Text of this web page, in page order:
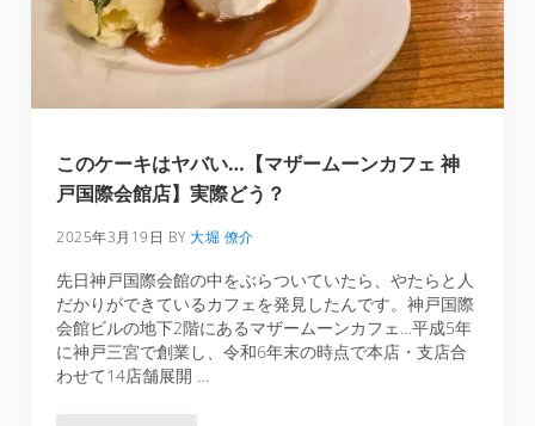
このケーキはヤバい…【マザームーンカフェ 神
戸国際会館店】実際どう？
2025年3月19日 BY大堀 僚介
先日神戸国際会館の中をぶらついていたら、やたらと人
だかりができているカフェを発見したんです。神戸国際
会館ビルの地下2階にあるマザームーンカフェ…平成5年
に神戸三宮で創業し、令和6年末の時点で本店・支店合
わせて14店舗展開 …